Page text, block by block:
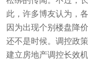
此，许多博友认为，
因为出现个别楼盘降
还不是时候。调控政
建立房地产调控长效